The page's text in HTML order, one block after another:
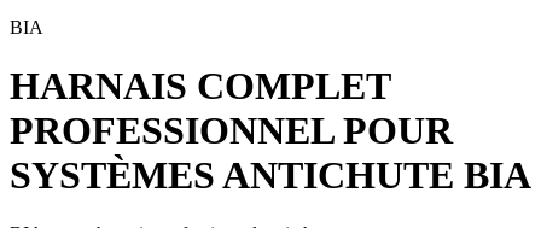
BIA
HARNAIS COMPLET
PROFESSIONNEL POUR
SYSTÈMES ANTICHUTE BIA